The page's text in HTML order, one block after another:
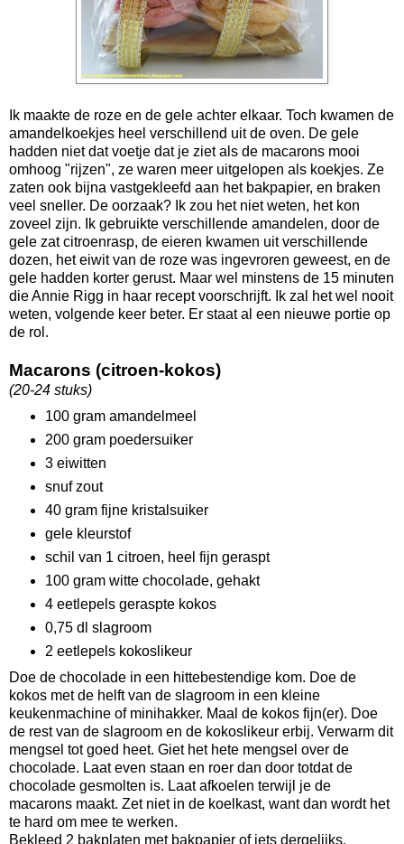
Ik maakte de roze en de gele achter elkaar. Toch kwamen de
amandelkoekjes heel verschillend uit de oven. De gele
hadden niet dat voetje dat je ziet als de macarons mooi
omhoog "rijzen", ze waren meer uitgelopen als koekjes. Ze
zaten ook bijna vastgekleefd aan het bakpapier, en braken
veel sneller. De oorzaak? Ik zou het niet weten, het kon
zoveel zijn. Ik gebruikte verschillende amandelen, door de
gele zat citroenrasp, de eieren kwamen uit verschillende
dozen, het eiwit van de roze was ingevroren geweest, en de
gele hadden korter gerust. Maar wel minstens de 15 minuten
die Annie Rigg in haar recept voorschrijft. Ik zal het wel nooit
weten, volgende keer beter. Er staat al een nieuwe portie op
de rol.
Macarons (citroen-kokos)
(20-24 stuks)
100 gram amandelmeel
200 gram poedersuiker
3 eiwitten
snuf zout
40 gram fijne kristalsuiker
gele kleurstof
schil van 1 citroen, heel fijn geraspt
100 gram witte chocolade, gehakt
4 eetlepels geraspte kokos
0,75 dl slagroom
2 eetlepels kokoslikeur
Doe de chocolade in een hittebestendige kom. Doe de
kokos met de helft van de slagroom in een kleine
keukenmachine of minihakker. Maal de kokos fijn(er). Doe
de rest van de slagroom en de kokoslikeur erbij. Verwarm dit
mengsel tot goed heet. Giet het hete mengsel over de
chocolade. Laat even staan en roer dan door totdat de
chocolade gesmolten is. Laat afkoelen terwijl je de
macarons maakt. Zet niet in de koelkast, want dan wordt het
te hard om mee te werken.
Bekleed 2 bakplaten met bakpapier of iets dergelijks.